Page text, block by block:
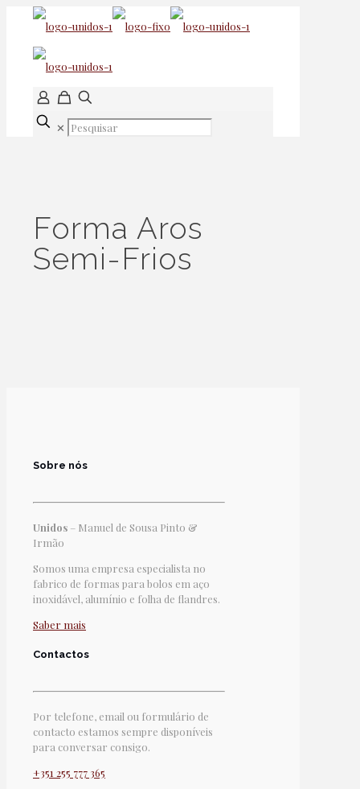
✕
Forma Aros
Semi-Frios
Sobre nós
Unidos – Manuel de Sousa Pinto &
Irmão
Somos uma empresa especialista no
fabrico de formas para bolos em aço
inoxidável, alumínio e folha de flandres.
Saber mais
Contactos
Por telefone, email ou formulário de
contacto estamos sempre disponíveis
para conversar consigo.
+351 255 777 365